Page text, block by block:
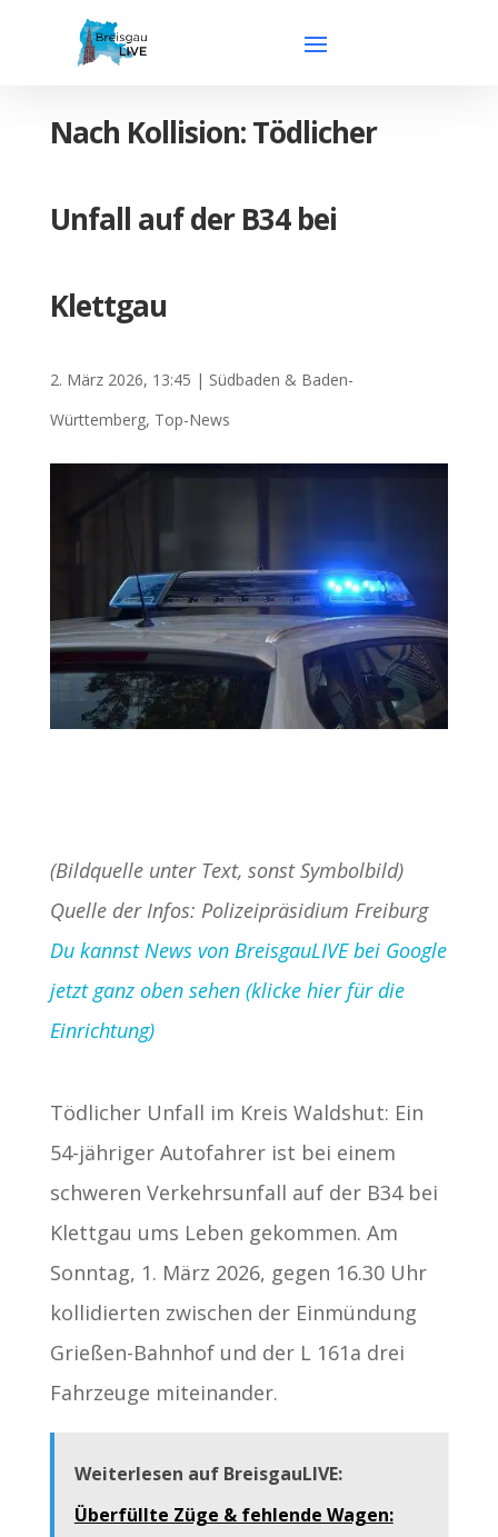
Nach Kollision: Tödlicher
Unfall auf der B34 bei
Klettgau
2. März 2026, 13:45 | Südbaden & Baden-
Württemberg, Top-News
(Bildquelle unter Text, sonst Symbolbild)
Quelle der Infos: Polizeipräsidium Freiburg
Du kannst News von BreisgauLIVE bei Google
jetzt ganz oben sehen (klicke hier für die
Einrichtung)
Tödlicher Unfall im Kreis Waldshut: Ein
54-jähriger Autofahrer ist bei einem
schweren Verkehrsunfall auf der B34 bei
Klettgau ums Leben gekommen. Am
Sonntag, 1. März 2026, gegen 16.30 Uhr
kollidierten zwischen der Einmündung
Grießen-Bahnhof und der L 161a drei
Fahrzeuge miteinander.
Weiterlesen auf BreisgauLIVE:
Überfüllte Züge & fehlende Wagen: